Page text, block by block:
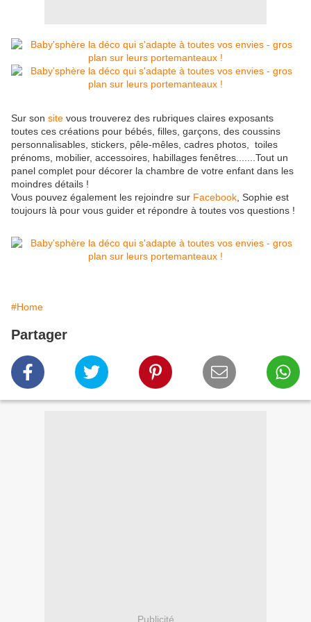
Sur son site vous trouverez des rubriques claires exposants
toutes ces créations pour bébés, filles, garçons, des coussins
personnalisables, stickers, pêle-mêles, cadres photos, toiles
prénoms, mobilier, accessoires, habillages fenêtres.......Tout un
panel complet pour décorer la chambre de votre enfant dans les
moindres détails !
Vous pouvez également les rejoindre sur Facebook , Sophie est
toujours là pour vous guider et répondre à toutes vos questions !
#Home
Partager
Publicité